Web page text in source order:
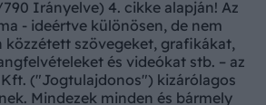
790 Irányelve) 4. cikke alapján! Az
- ideértve különösen, de nem
közzétett szövegeket, grafikákat,
és videókat stb. – az
("Jogtulajdonos") kizárólagos
Mindezek minden és bármely